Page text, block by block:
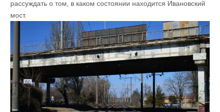
рассуждать о том, в каком состоянии находится Ивановский
мост.